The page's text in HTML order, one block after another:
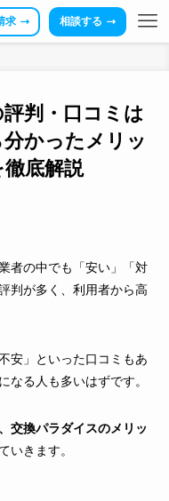
求 相談する
判・口コミは
かったメリッ
徹底解説
者の中でも「安い」「対
判が多く、利用者から高
安」といった口コミもあ
なる人も多いはずです。
交換パラダイスのメリッ
いきます。